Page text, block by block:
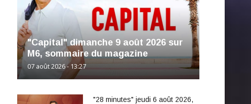
"Capital" dimanche 9 août 2026 sur
M6, sommaire du magazine
07 août 2026 - 13:27
"28 minutes" jeudi 6 août 2026,